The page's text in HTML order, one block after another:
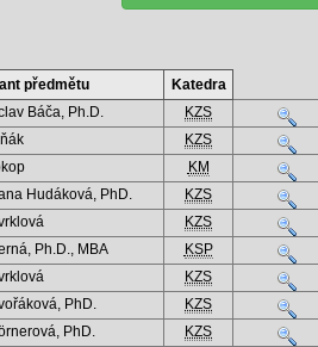
předmětu
Katedra
Báča, Ph.D.
KZS
KZS
KM
Hudáková, PhD.
KZS
KZS
Ph.D., MBA
KSP
KZS
PhD.
KZS
PhD. KZS